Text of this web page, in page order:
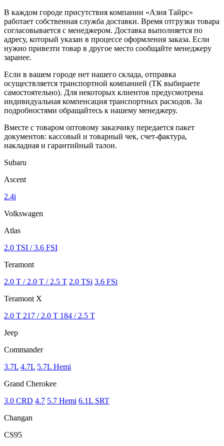
В каждом городе присутствия компании «Азия Тайрс»
работает собственная служба доставки. Время отгрузки товара
согласовывается с менеджером. Доставка выполняется по
адресу, который указан в процессе оформления заказа. Если
нужно привезти товар в другое место сообщайте менеджеру
заранее.
Если в вашем городе нет нашего склада, отправка
осуществляется транспортной компанией (ТК выбираете
самостоятельно). Для некоторых клиентов предусмотрена
индивидуальная компенсация транспортных расходов. За
подробностями обращайтесь к нашему менеджеру.
Вместе с товаром оптовому заказчику передается пакет
документов: кассовый и товарный чек, счет-фактура,
накладная и гарантийный талон.
Subaru
Ascent
2.4i
Volkswagen
Atlas
2.0 TSI / 3.6 FSI
Teramont
2.0 T / 2.0 T / 2.5 T 2.0 TSi 3.6 FSi
Teramont X
2.0 T 217 / 2.0 T 184 / 2.5 T
Jeep
Commander
3.7L 4.7L 5.7L Hemi
Grand Cherokee
3.0 CRD 4.7 5.7 Hemi 6.1L SRT
Changan
CS95